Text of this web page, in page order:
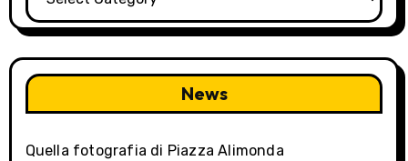
News
Quella fotografia di Piazza Alimonda